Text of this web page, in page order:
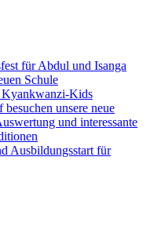
für Abdul und Isanga
Schule
Kyankwanzi-Kids
unsere neue
und interessante
Ausbildungsstart für